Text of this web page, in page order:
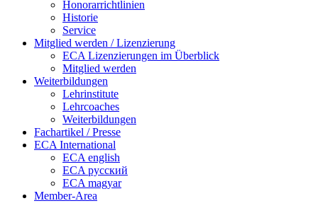
Honorarrichtlinien
Historie
Service
Mitglied werden / Lizenzierung
ECA Lizenzierungen im Überblick
Mitglied werden
Weiterbildungen
Lehrinstitute
Lehrcoaches
Weiterbildungen
Fachartikel / Presse
ECA International
ECA english
ECA русский
ECA magyar
Member-Area